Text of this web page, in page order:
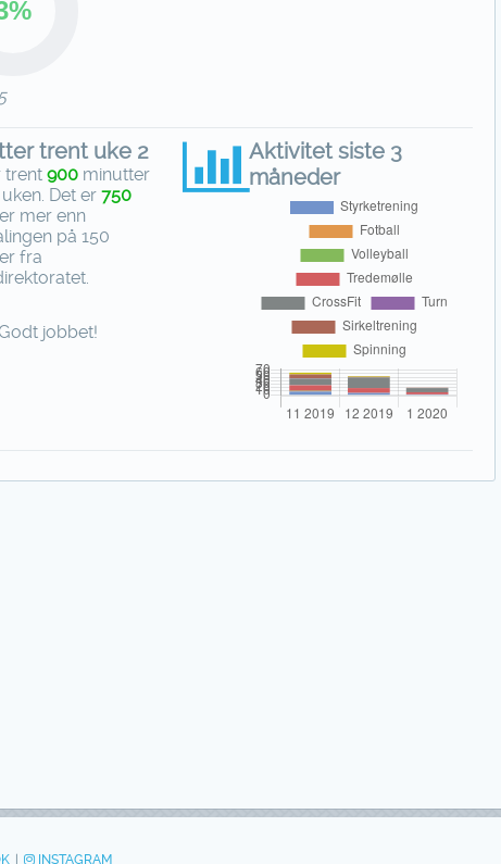
trent uke 2
trent900 minutter
Det er750
mer enn
på 150
fra
jobbet!
Aktivitet siste 3
måneder
| INSTAGRAM